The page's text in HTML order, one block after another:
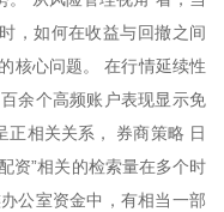
，如何在收益与回撤之间
核心问题。 在行情延续性
余个高频账户表现显示免
正相关关系， 券商策略 日
资”相关的检索量在多个时
公室资金中，有相当一部